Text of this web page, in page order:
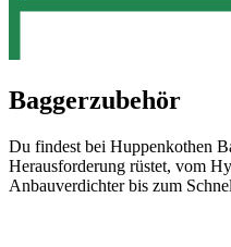
Baggerzubehör
Du findest bei Huppenkothen
Herausforderung rüstet, vom
Anbauverdichter bis zum